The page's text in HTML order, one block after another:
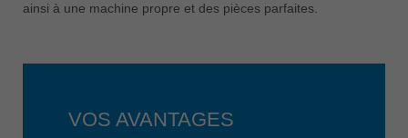
ainsi à une machine propre et des pièces parfaites.
VOS AVANTAGES